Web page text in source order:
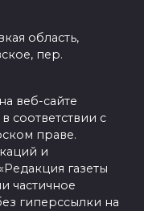
область,
пер.
веб-сайте
соответствии с
праве.
и
газеты
частичное
гиперссылки на